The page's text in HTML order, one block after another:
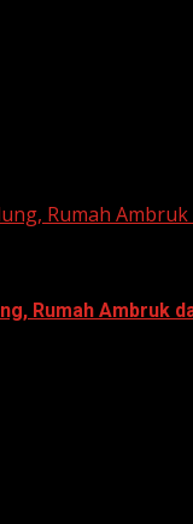
Rumah Ambruk
Rumah Ambruk